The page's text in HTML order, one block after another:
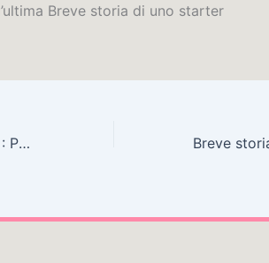
Breve storia di uno starter
Blankets: Una Novela Grafica : Pdf libros